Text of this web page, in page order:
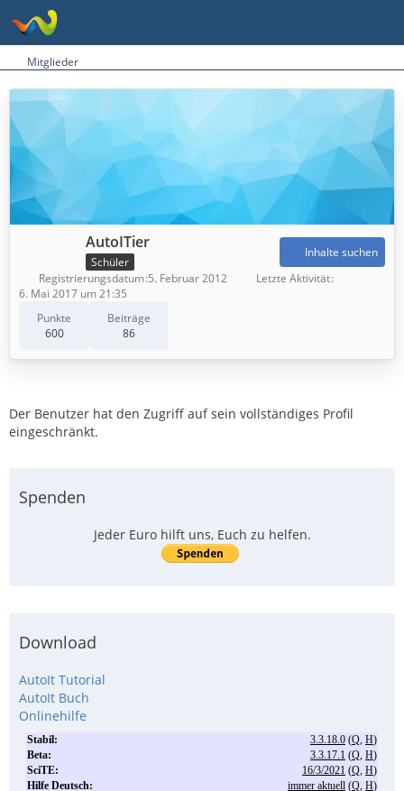
Mitglieder
AutoITier
Schüler
Punkte
600
Beiträge
86
Inhalte suchen
Registrierungsdatum 5. Februar 2012
Letzte Aktivität
6. Mai 2017 um 21:35
Der Benutzer hat den Zugriff auf sein vollständiges Profil
eingeschränkt.
Spenden
Jeder Euro hilft uns, Euch zu helfen.
Download
AutoIt Tutorial
AutoIt Buch
Onlinehilfe